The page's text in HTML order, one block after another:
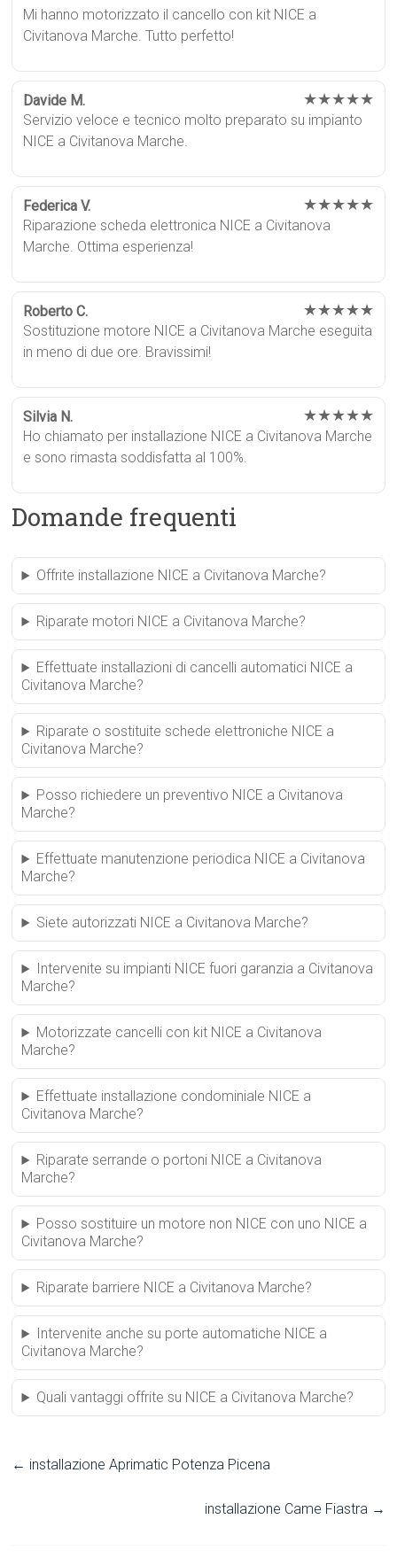
Mi hanno motorizzato il cancello con kit NICE a
Civitanova Marche. Tutto perfetto!
Davide M. ★★★★★
Servizio veloce e tecnico molto preparato su impianto
NICE a Civitanova Marche.
Federica V. ★★★★★
Riparazione scheda elettronica NICE a Civitanova
Marche. Ottima esperienza!
Roberto C. ★★★★★
Sostituzione motore NICE a Civitanova Marche eseguita
in meno di due ore. Bravissimi!
Silvia N. ★★★★★
Ho chiamato per installazione NICE a Civitanova Marche
e sono rimasta soddisfatta al 100%.
Domande frequenti
Offrite installazione NICE a Civitanova Marche?
Riparate motori NICE a Civitanova Marche?
Effettuate installazioni di cancelli automatici NICE a
Civitanova Marche?
Riparate o sostituite schede elettroniche NICE a
Civitanova Marche?
Posso richiedere un preventivo NICE a Civitanova
Marche?
Effettuate manutenzione periodica NICE a Civitanova
Marche?
Siete autorizzati NICE a Civitanova Marche?
Intervenite su impianti NICE fuori garanzia a Civitanova
Marche?
Motorizzate cancelli con kit NICE a Civitanova
Marche?
Effettuate installazione condominiale NICE a
Civitanova Marche?
Riparate serrande o portoni NICE a Civitanova
Marche?
Posso sostituire un motore non NICE con uno NICE a
Civitanova Marche?
Riparate barriere NICE a Civitanova Marche?
Intervenite anche su porte automatiche NICE a
Civitanova Marche?
Quali vantaggi offrite su NICE a Civitanova Marche?
← installazione Aprimatic Potenza Picena
installazione Came Fiastra →